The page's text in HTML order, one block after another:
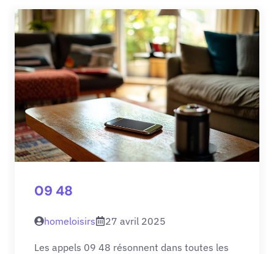
09 48
homeloisirs 27 avril 2025
Les appels 09 48 résonnent dans toutes les